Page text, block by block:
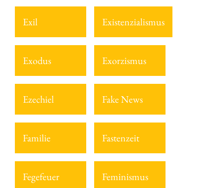
Exil Existenzialismus
Exodus Exorzismus
Ezechiel Fake News
Familie Fastenzeit
Fegefeuer Feminismus